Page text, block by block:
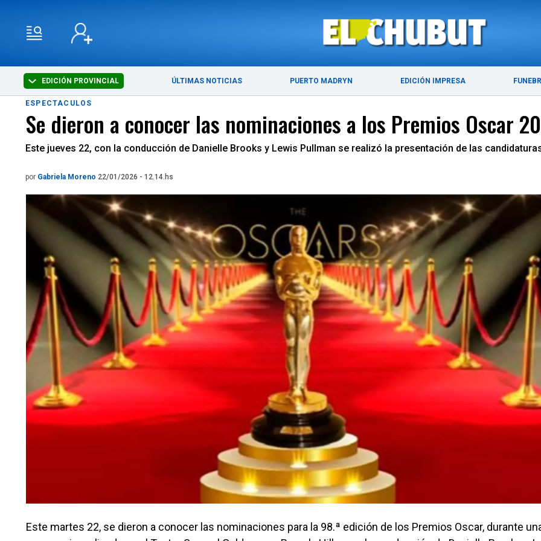
EDICIÓN PROVINCIAL ÚLTIMAS NOTICIAS PUERTO MADRYN EDICIÓN IMPRESA
ÚLTIMAS NOTICIAS PUERTO MADRYN
ESPECTACULOS
Se dieron a conocer las nominaciones a los Premios Oscar
Este jueves 22, con la conducción de Danielle Brooks y Lewis Pullman se realizó la presentación de las
por Gabriela Moreno 22/01/2026 - 12.14.hs
Este martes 22, se dieron a conocer las nominaciones para la 98.ª edición de los Premios Oscar, durante